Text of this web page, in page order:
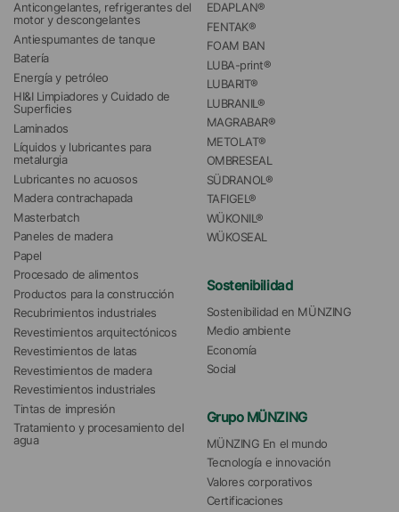
Anticongelantes, refrigerantes del
motor y descongelantes
Antiespumantes de tanque
Batería
Energía y petróleo
HI&I Limpiadores y Cuidado de
Superficies
Laminados
Líquidos y lubricantes para
metalurgia
Lubricantes no acuosos
Madera contrachapada
Masterbatch
Paneles de madera
Papel
Procesado de alimentos
Productos para la construcción
Recubrimientos industriales
Revestimientos arquitectónicos
Revestimientos de latas
Revestimientos de madera
Revestimientos industriales
Tintas de impresión
Tratamiento y procesamiento del
agua
EDAPLAN®
FENTAK®
FOAM BAN
LUBA-print®
LUBARIT®
LUBRANIL®
MAGRABAR®
METOLAT®
OMBRESEAL
SÜDRANOL®
TAFIGEL®
WÜKONIL®
WÜKOSEAL
Sostenibilidad
Sostenibilidad en MÜNZING
Medio ambiente
Economía
Social
Grupo MÜNZING
MÜNZING En el mundo
Tecnología e innovación
Valores corporativos
Certificaciones